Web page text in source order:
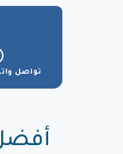
تواصل
أفضل 20 من مطاعم السمك في